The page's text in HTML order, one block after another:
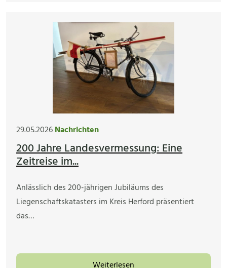
29.05.2026Nachrichten
200 Jahre Landesvermessung: Eine
Zeitreise im...
Anlässlich des 200-jährigen Jubiläums des
Liegenschaftskatasters im Kreis Herford präsentiert
das…